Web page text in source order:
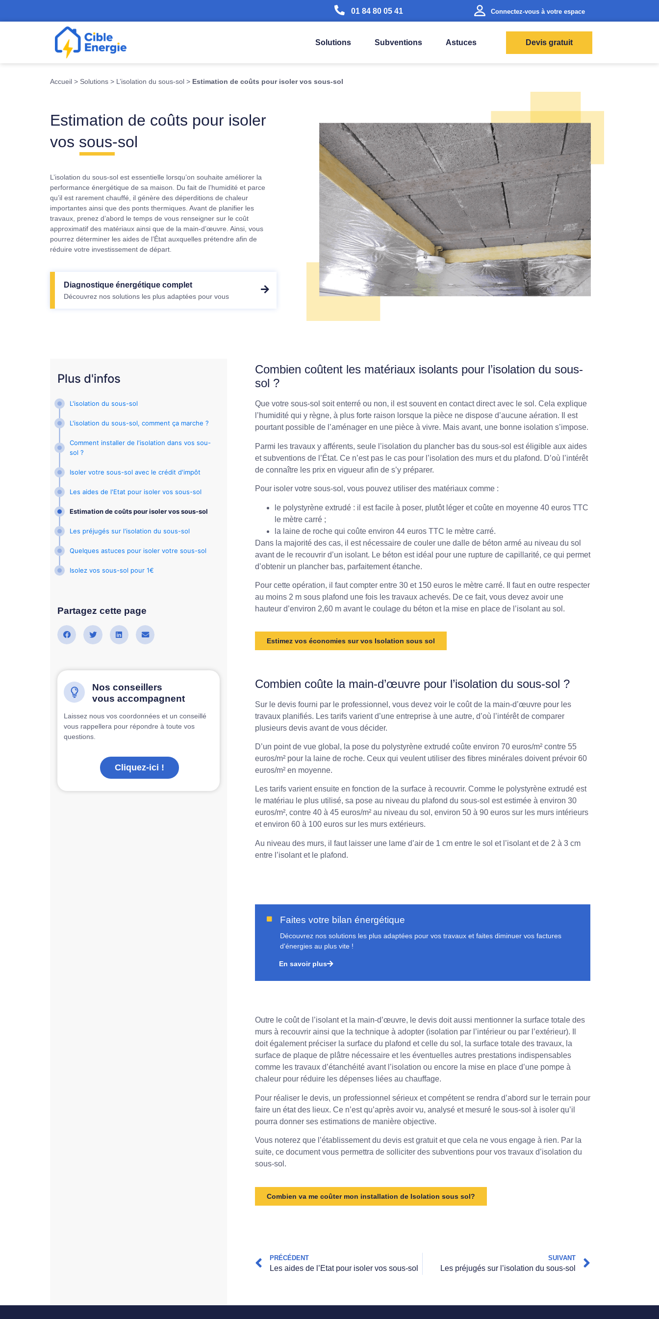
01 84 80 05 41 Connectez-vous à votre espace
Solutions Subventions Astuces Devis gratuit
Accueil > Solutions > L’isolation du sous-sol > Estimation de coûts pour isoler vos sous-sol
Estimation de coûts pour isoler
vos sous-sol
L’isolation du sous-sol est essentielle lorsqu’on souhaite améliorer la
performance énergétique de sa maison. Du fait de l’humidité et parce
qu’il est rarement chauffé, il génère des déperditions de chaleur
importantes ainsi que des ponts thermiques. Avant de planifier les
travaux, prenez d’abord le temps de vous renseigner sur le coût
approximatif des matériaux ainsi que de la main-d’œuvre. Ainsi, vous
pourrez déterminer les aides de l’État auxquelles prétendre afin de
réduire votre investissement de départ.
Diagnostique énergétique complet
Découvrez nos solutions les plus adaptées pour vous
Plus d'infos
L'isolation du sous-sol
L'isolation du sous-sol, comment ça marche ?
Comment installer de l'isolation dans vos sou-
sol ?
Isoler votre sous-sol avec le crédit d'impôt
Les aides de l'Etat pour isoler vos sous-sol
Estimation de coûts pour isoler vos sous-sol
Les préjugés sur l'isolation du sous-sol
Quelques astuces pour isoler votre sous-sol
Isolez vos sous-sol pour 1€
Partagez cette page
Nos conseillers
vous accompagnent
Laissez nous vos coordonnées et un conseillé
vous rappellera pour répondre à toute vos
questions.
Cliquez-ici !
Combien coûtent les matériaux isolants pour l’isolation du sous-
sol ?
Que votre sous-sol soit enterré ou non, il est souvent en contact direct avec le sol. Cela explique
l’humidité qui y règne, à plus forte raison lorsque la pièce ne dispose d’aucune aération. Il est
pourtant possible de l’aménager en une pièce à vivre. Mais avant, une bonne isolation s’impose.
Parmi les travaux y afférents, seule l’isolation du plancher bas du sous-sol est éligible aux aides
et subventions de l’État. Ce n’est pas le cas pour l’isolation des murs et du plafond. D’où l’intérêt
de connaître les prix en vigueur afin de s’y préparer.
Pour isoler votre sous-sol, vous pouvez utiliser des matériaux comme :
le polystyrène extrudé : il est facile à poser, plutôt léger et coûte en moyenne 40 euros TTC
le mètre carré ;
la laine de roche qui coûte environ 44 euros TTC le mètre carré.
Dans la majorité des cas, il est nécessaire de couler une dalle de béton armé au niveau du sol
avant de le recouvrir d’un isolant. Le béton est idéal pour une rupture de capillarité, ce qui permet
d’obtenir un plancher bas, parfaitement étanche.
Pour cette opération, il faut compter entre 30 et 150 euros le mètre carré. Il faut en outre respecter
au moins 2 m sous plafond une fois les travaux achevés. De ce fait, vous devez avoir une
hauteur d’environ 2,60 m avant le coulage du béton et la mise en place de l’isolant au sol.
Estimez vos économies sur vos Isolation sous sol
Combien coûte la main-d’œuvre pour l’isolation du sous-sol ?
Sur le devis fourni par le professionnel, vous devez voir le coût de la main-d’œuvre pour les
travaux planifiés. Les tarifs varient d’une entreprise à une autre, d’où l’intérêt de comparer
plusieurs devis avant de vous décider.
D’un point de vue global, la pose du polystyrène extrudé coûte environ 70 euros/m² contre 55
euros/m² pour la laine de roche. Ceux qui veulent utiliser des fibres minérales doivent prévoir 60
euros/m² en moyenne.
Les tarifs varient ensuite en fonction de la surface à recouvrir. Comme le polystyrène extrudé est
le matériau le plus utilisé, sa pose au niveau du plafond du sous-sol est estimée à environ 30
euros/m², contre 40 à 45 euros/m² au niveau du sol, environ 50 à 90 euros sur les murs intérieurs
et environ 60 à 100 euros sur les murs extérieurs.
Au niveau des murs, il faut laisser une lame d’air de 1 cm entre le sol et l’isolant et de 2 à 3 cm
entre l’isolant et le plafond.
Faites votre bilan énergétique
Découvrez nos solutions les plus adaptées pour vos travaux et faites diminuer vos factures
d'énergies au plus vite !
En savoir plus
Outre le coût de l’isolant et la main-d’œuvre, le devis doit aussi mentionner la surface totale des
murs à recouvrir ainsi que la technique à adopter (isolation par l’intérieur ou par l’extérieur). Il
doit également préciser la surface du plafond et celle du sol, la surface totale des travaux, la
surface de plaque de plâtre nécessaire et les éventuelles autres prestations indispensables
comme les travaux d’étanchéité avant l’isolation ou encore la mise en place d’une pompe à
chaleur pour réduire les dépenses liées au chauffage.
Pour réaliser le devis, un professionnel sérieux et compétent se rendra d’abord sur le terrain pour
faire un état des lieux. Ce n’est qu’après avoir vu, analysé et mesuré le sous-sol à isoler qu’il
pourra donner ses estimations de manière objective.
Vous noterez que l’établissement du devis est gratuit et que cela ne vous engage à rien. Par la
suite, ce document vous permettra de solliciter des subventions pour vos travaux d’isolation du
sous-sol.
Combien va me coûter mon installation de Isolation sous sol?
PRÉCÉDENT
Les aides de l’Etat pour isoler vos sous-sol
SUIVANT
Les préjugés sur l’isolation du sous-sol